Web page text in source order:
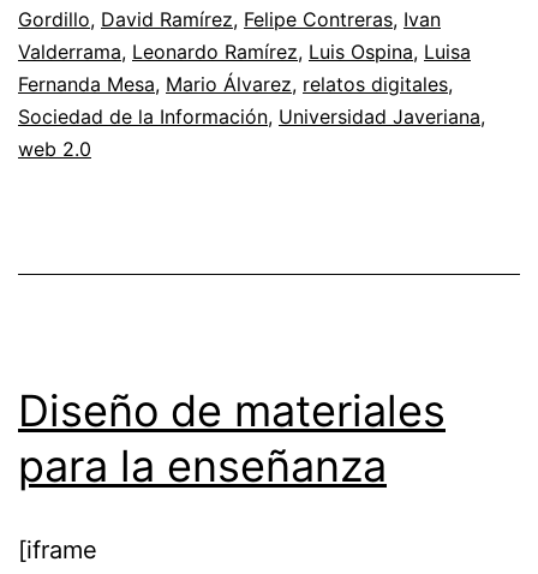
Gordillo, David Ramírez, Felipe Contreras, Ivan
Valderrama, Leonardo Ramírez, Luis Ospina, Luisa
Fernanda Mesa, Mario Álvarez, relatos digitales,
Sociedad de la Información, Universidad Javeriana,
web 2.0
Diseño de materiales
para la enseñanza
[iframe